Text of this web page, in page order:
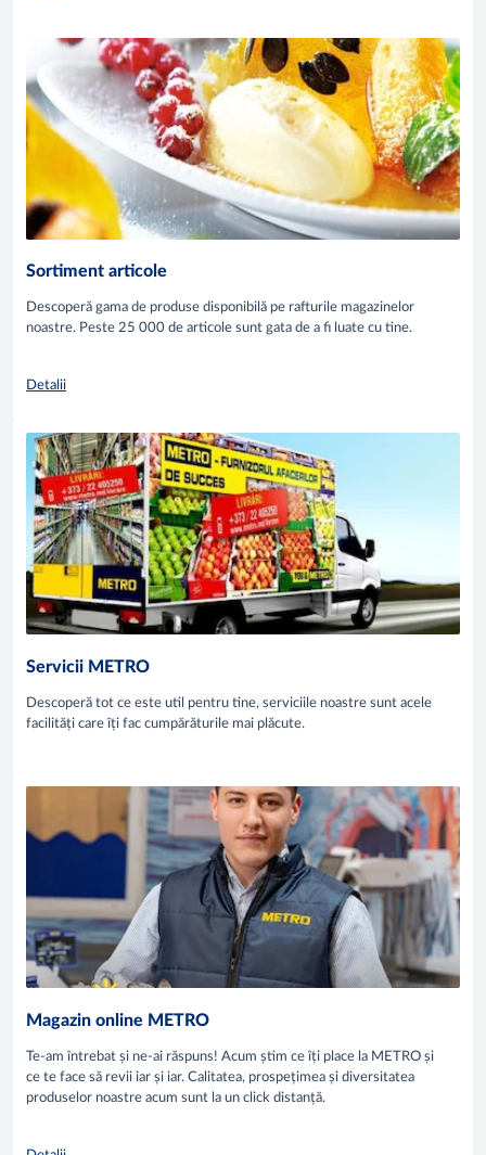
Sortiment articole
Descoperă gama de produse disponibilă pe rafturile magazinelor
noastre. Peste 25 000 de articole sunt gata de a fi luate cu tine.
Detalii
Servicii METRO
Descoperă tot ce este util pentru tine, serviciile noastre sunt acele
facilități care îți fac cumpărăturile mai plăcute.
Magazin online METRO
Te-am întrebat și ne-ai răspuns! Acum știm ce îți place la METRO și
ce te face să revii iar și iar. Calitatea, prospețimea și diversitatea
produselor noastre acum sunt la un click distanță.